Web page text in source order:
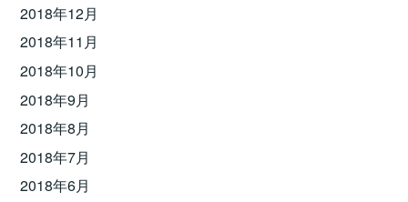
2018年12月
2018年11月
2018年10月
2018年9月
2018年8月
2018年7月
2018年6月